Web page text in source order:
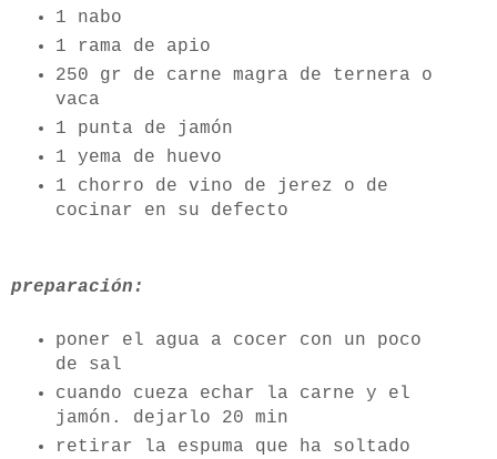
1 nabo
1 rama de apio
250 gr de carne magra de ternera o
vaca
1 punta de jamón
1 yema de huevo
1 chorro de vino de jerez o de
cocinar en su defecto
preparación:
poner el agua a cocer con un poco
de sal
cuando cueza echar la carne y el
jamón. dejarlo 20 min
retirar la espuma que ha soltado